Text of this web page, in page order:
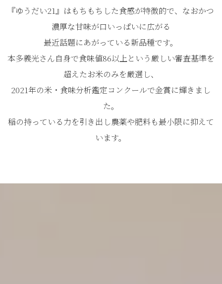
『ゆうだい21』はもちもちした食感が特徴的で、なおかつ
濃厚な甘味が口いっぱいに広がる
最近話題にあがっている新品種です。
本多義光さん自身で食味値86以上という厳しい審査基準を
超えたお米のみを厳選し、
2021年の米・食味分析鑑定コンクールで金賞に輝きまし
た。
稲の持っている力を引き出し農薬や肥料も最小限に抑えて
います。